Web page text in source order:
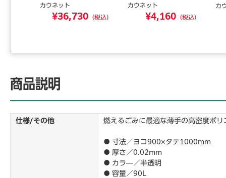
カウネット
¥36,730 （税込）
カウネット
¥4,160 （税込）
カ
商品説明
仕様/その他 燃えるごみに最適な薄手の高密度ポ
● 寸法／ヨコ900×タテ1000mm
● 厚さ／0.02mm
● カラ―／半透明
● 容量／90L